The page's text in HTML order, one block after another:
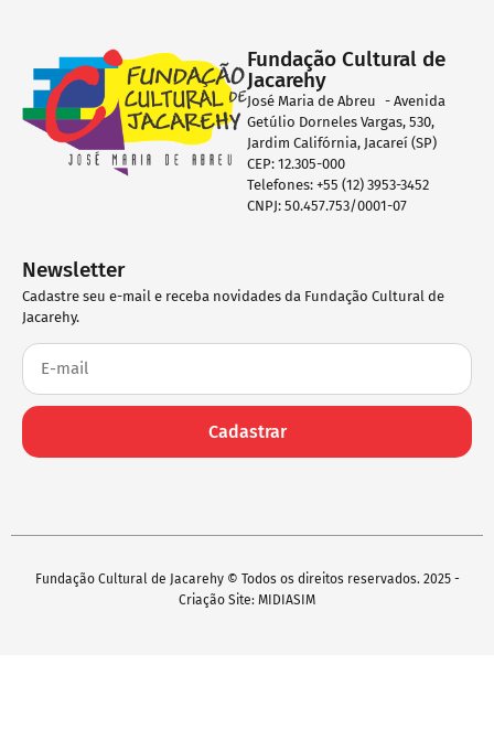
Fundação Cultural de
Jacarehy
José Maria de Abreu - Avenida
Getúlio Dorneles Vargas, 530,
Jardim Califórnia, Jacareí (SP)
CEP: 12.305-000
Telefones: +55 (12) 3953-3452
CNPJ: 50.457.753/0001-07
Newsletter
Cadastre seu e-mail e receba novidades da Fundação Cultural de
Jacarehy.
Cadastrar
Fundação Cultural de Jacarehy © Todos os direitos reservados. 2025 -
Criação Site: MIDIASIM